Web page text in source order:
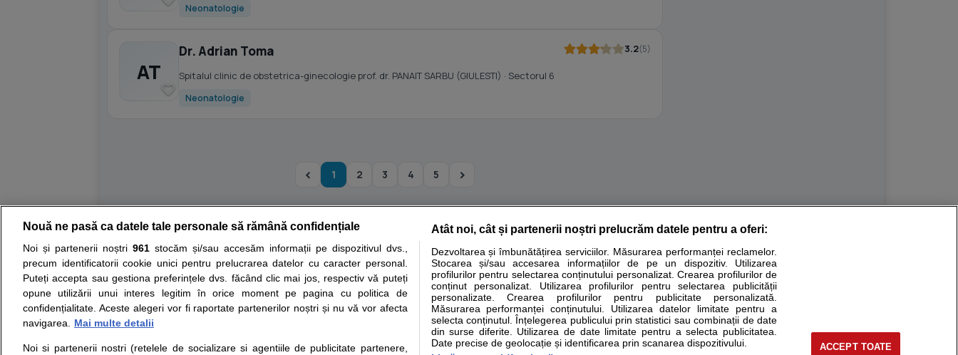
Neonatologie
AT
Dr. Adrian Toma
Spitalul clinic de obstetrica-ginecologie prof. dr. PANAIT SARBU (GIULESTI) · Sectorul 6
Neonatologie
3.2(5)
1 2 3 4 5
Resurse: Autoevaluare simptome Interpretare analize Specialitati medicale
Opiniile avizate ale medicilor, sfaturile si orice alte informatii despre sanatate disponibile pe sfatulmedicului.ro au scop informativ si educational. Ele nu pot substitui consultul medical direct si
nici diagnosticul stabilit in urma investigatiilor si analizelor medicale. Va sfatuim, ca pe langa informatia primita pe sfatulmedicului.ro sa consultati fie medicul Dvs., fie unul dintre medicii pe care
ii punem la dispozitie pentru programare in sistemul de programari la medic Clickmed.
Drepturile consumatorului
Parteneri
Pentru pacient
Nouă ne pasă ca datele tale personale să rămână confidențiale
Noi și partenerii noștri 961stocăm și/sau accesăm informații pe dispozitivul dvs.,
precum identificatorii cookie unici pentru prelucrarea datelor cu caracter personal.
Puteți accepta sau gestiona preferințele dvs. făcând clic mai jos, respectiv vă puteți
opune utilizării unui interes legitim în orice moment pe pagina cu politica de
confidențialitate. Aceste alegeri vor fi raportate partenerilor noștri și nu vă vor afecta
navigarea.
Mai multe detalii
Noi si partenerii nostri (retelele de socializare si agentiile de publicitate partenere,
Atât noi, cât și partenerii noștri prelucrăm datele pentru a oferi:
Dezvoltarea și îmbunătățirea serviciilor. Măsurarea performanței reclamelor.
Stocarea și/sau accesarea informațiilor de pe un dispozitiv. Utilizarea
profilurilor pentru selectarea conținutului personalizat. Crearea profilurilor de
conținut personalizat. Utilizarea profilurilor pentru selectarea publicității
personalizate. Crearea profilurilor pentru publicitate personalizată.
Măsurarea performanței conținutului. Utilizarea datelor limitate pentru a
selecta conținutul. Înțelegerea publicului prin statistici sau combinații de date
din surse diferite. Utilizarea de date limitate pentru a selecta publicitatea.
Date precise de geolocație și identificarea prin scanarea dispozitivului.
ACCEPT TOATE